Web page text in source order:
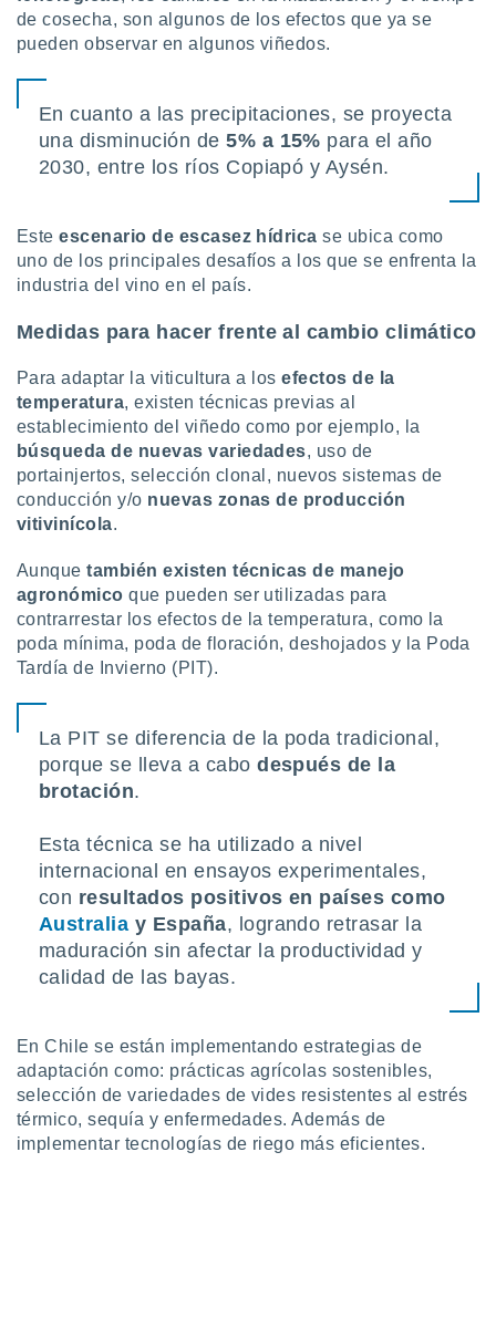
e
publicidad
de
1199
de cosecha, son algunos de los efectos que ya se
pueden observar en algunos viñedos.
En cuanto a las precipitaciones, se proyecta
una disminución de5% a 15% para el año
2030, entre los ríos Copiapó y Aysén.
Esteescenario de escasez hídrica se ubica como
uno de los principales desafíos a los que se enfrenta la
industria del vino en el país.
Medidas para hacer frente al cambio climático
Para adaptar la viticultura a losefectos de la
temperatura, existen técnicas previas al
establecimiento del viñedo como por ejemplo, la
búsqueda de nuevas variedades, uso de
portainjertos, selección clonal, nuevos sistemas de
conducción y/o nuevas zonas de producción
vitivinícola.
Aunque también existen técnicas de manejo
agronómicoque pueden ser utilizadas para
contrarrestar los efectos de la temperatura, como la
poda mínima, poda de floración, deshojados y la Poda
Tardía de Invierno (PIT).
La PIT se diferencia de la poda tradicional,
porque se lleva a cabodespués de la
brotación.
Esta técnica se ha utilizado a nivel
internacional en ensayos experimentales,
con resultados positivos en países como
Australia y España, logrando retrasar la
maduración sin afectar la productividad y
calidad de las bayas.
En Chile se están implementando estrategias de
adaptación como: prácticas agrícolas sostenibles,
selección de variedades de vides resistentes al estrés
térmico, sequía y enfermedades. Además de
implementar tecnologías de riego más eficientes.